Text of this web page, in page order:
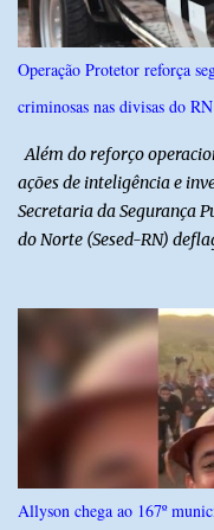
Nacional Brasileiro de
e debater o seu
Municipal de Educação
necessárias ao
Operação Protetor reforça
criminosas nas divisas do
Além do reforço
ações de inteligência e
Secretaria da Segurança
do Norte (Sesed-RN)
da segurança pública
criminosas nos
do Norte com os estados
com concentração e
município de Baraúna, no
efetivos da Polícia Militar
do Rio Grande do Norte
atuação integrada entre
Allyson chega ao 167º